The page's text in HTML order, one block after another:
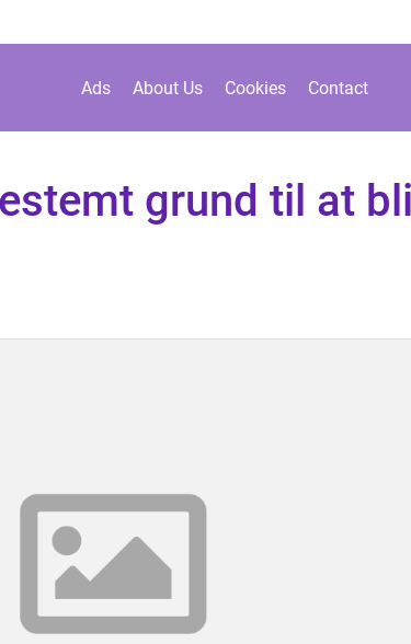
Ads About Us Cookies Contact
grund til at